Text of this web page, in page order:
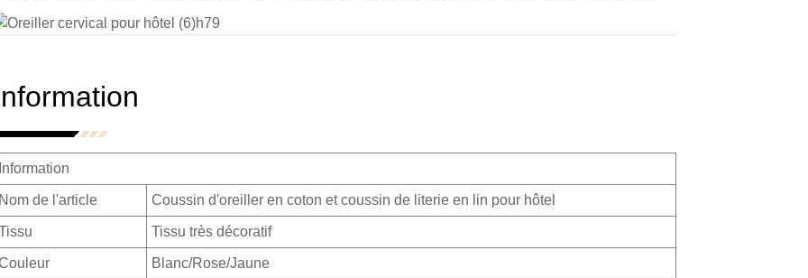
Information
Nom de l'article Coussin d'oreiller en coton et coussin de literie en lin pour hôtel
Tissu très décoratif
Blanc/Rose/Jaune